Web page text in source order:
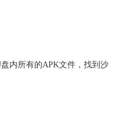
内所有的APK文件，找到沙